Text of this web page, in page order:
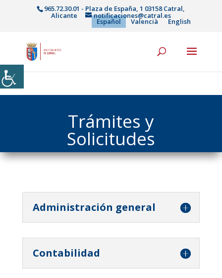
965.72.30.01 - Plaza de España, 1 03158 Catral,
Alicante notificaciones@catral.es
Español Valencià English
Trámites y
Solicitudes
Administración general
Contabilidad